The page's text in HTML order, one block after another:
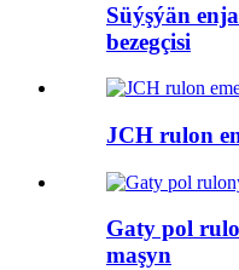
Süýşýän
bezegçisi
JCH rulon
Gaty pol
maşyn